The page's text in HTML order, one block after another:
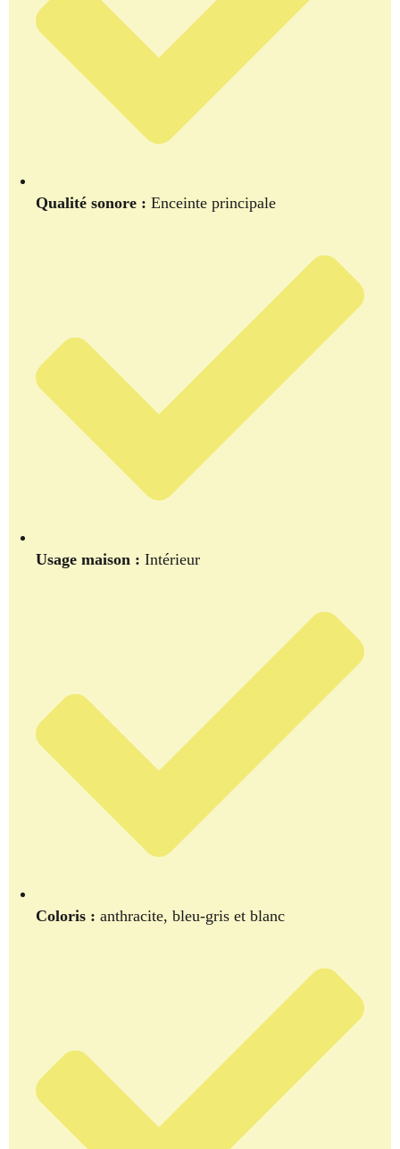
Qualité sonore : Enceinte principale
Usage maison : Intérieur
Coloris : anthracite, bleu-gris et blanc